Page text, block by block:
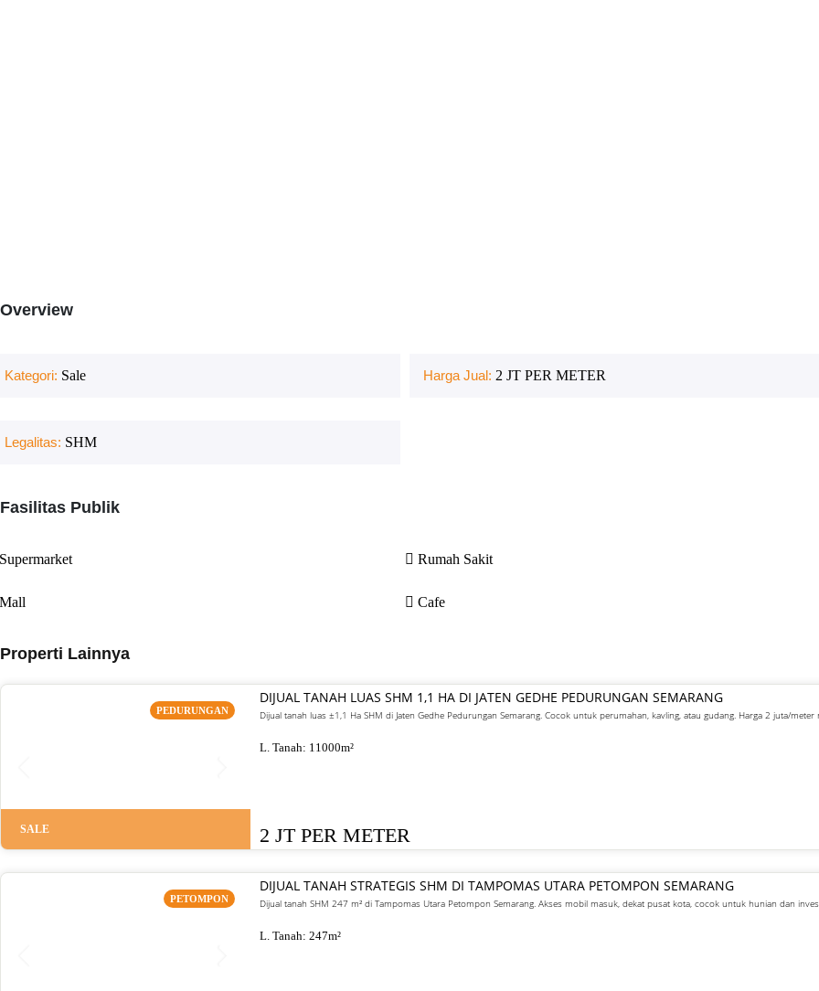
Overview
Kategori: Sale Harga Jual: 2 JT PER METER
Legalitas: SHM
Fasilitas Publik
Supermarket Rumah Sakit
Mall Cafe
Properti Lainnya
PEDURUNGAN
SALE
DIJUAL TANAH LUAS SHM 1,1 HA DI JATEN GEDHE PEDURUNGAN SEMARANG
Dijual tanah luas ±1,1 Ha SHM di Jaten Gedhe Pedurungan Semarang. Cocok untuk perumahan, kavling, atau gudang. Harga 2 juta/meter
L. Tanah: 11000m²
2 JT PER METER
PETOMPON
DIJUAL TANAH STRATEGIS SHM DI TAMPOMAS UTARA PETOMPON SEMARANG
Dijual tanah SHM 247 m² di Tampomas Utara Petompon Semarang. Akses mobil masuk, dekat pusat kota, cocok untuk hunian dan
L. Tanah: 247m²